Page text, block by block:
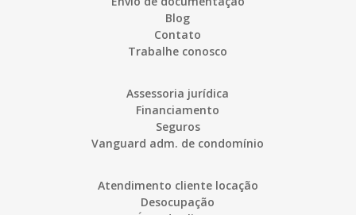
Blog
Contato
Trabalhe conosco
Assessoria jurídica
Financiamento
Seguros
Vanguard adm. de condomínio
Atendimento cliente locação
Desocupação